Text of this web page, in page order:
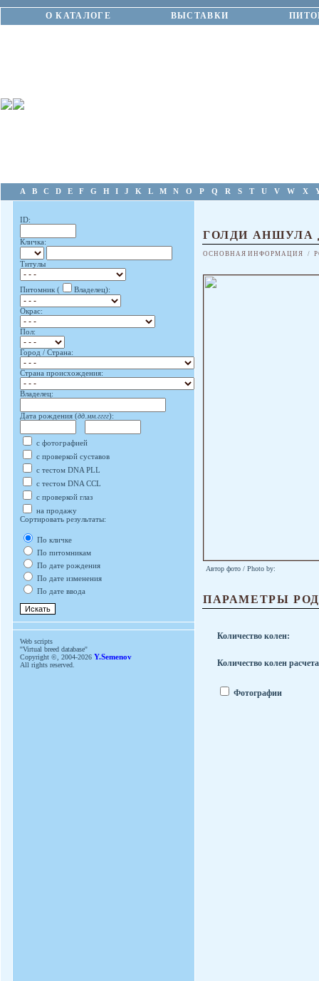
О КАТАЛОГЕ ВЫСТАВКИ
A B C D E F G H I J K L M N O P Q R S T U V W X
ID:
Кличка:
Титулы
Питомник ( Владелец):
Окрас:
Пол:
Город / Страна:
Страна происхождения:
Владелец:
Дата рождения (дд.мм.гггг):
с фотографией
с проверкой суставов
с тестом DNA PLL
с тестом DNA CCL
с проверкой глаз
на продажу
Сортировать результаты:
По кличке
По питомникам
По дате рождения
По дате изменения
По дате ввода
Web scripts
''Virtual breed database''
Copyright ©, 2004-2026 Y.Semenov
All rights reserved.
ГОЛДИ АНШУЛА
ОСНОВНАЯ ИНФОРМАЦИЯ /
Автор фото / Photo by:
ПАРАМЕТРЫ
Количество колен:
Количество колен
Фотографии